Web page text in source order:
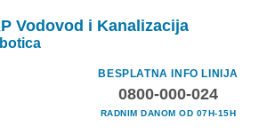
Vodovod i Kanalizacija
BESPLATNA INFO LINIJA
0800-000-024
RADNIM DANOM OD 07H-15H